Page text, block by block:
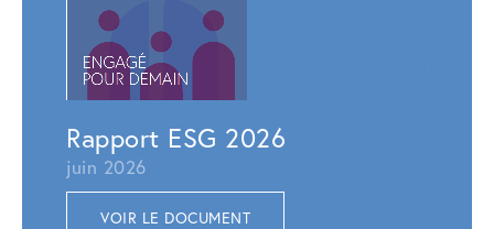
Rapport ESG 2026
juin 2026
VOIR LE DOCUMENT